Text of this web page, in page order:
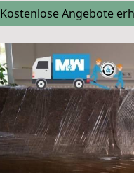
Kostenlose Angebote